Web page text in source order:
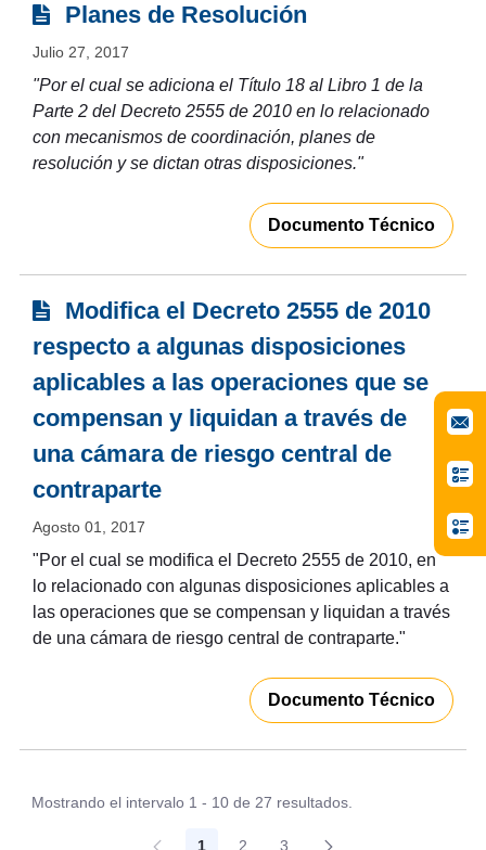
Planes de Resolución
Julio 27, 2017
"Por el cual se adiciona el Título 18 al Libro 1 de la
Parte 2 del Decreto 2555 de 2010 en lo relacionado
con mecanismos de coordinación, planes de
resolución y se dictan otras disposiciones."
Documento Técnico
Modifica el Decreto 2555 de 2010
respecto a algunas disposiciones
aplicables a las operaciones que se
compensan y liquidan a través de
una cámara de riesgo central de
contraparte
Agosto 01, 2017
"Por el cual se modifica el Decreto 2555 de 2010, en
lo relacionado con algunas disposiciones aplicables a
las operaciones que se compensan y liquidan a través
de una cámara de riesgo central de contraparte."
Documento Técnico
Mostrando el intervalo 1 - 10 de 27 resultados.
1 2 3